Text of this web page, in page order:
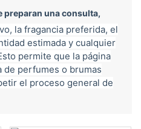
preparan una consulta,
la fragancia preferida, el
estimada y cualquier
permite que la página
de perfumes o brumas
el proceso general de